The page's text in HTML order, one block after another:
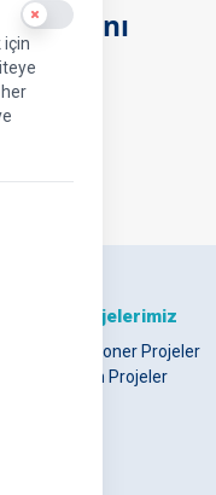
Use setting
için
Başkanı
Projelerimiz
Vizyoner Projeler
Tüm Projeler